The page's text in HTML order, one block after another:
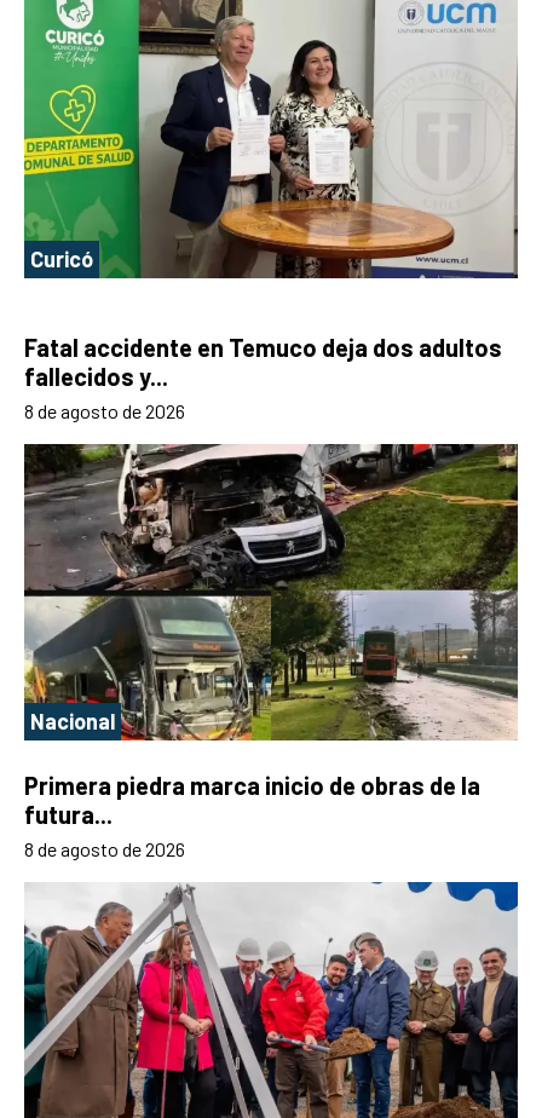
Curicó
Fatal accidente en Temuco deja dos adultos
fallecidos y...
8 de agosto de 2026
Nacional
Primera piedra marca inicio de obras de la
futura...
8 de agosto de 2026